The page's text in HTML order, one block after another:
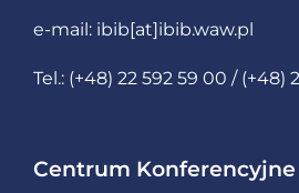
e-mail: ibib[at]ibib.waw.pl
Tel.: (+48) 22 592 59 00 / (+48)
Centrum